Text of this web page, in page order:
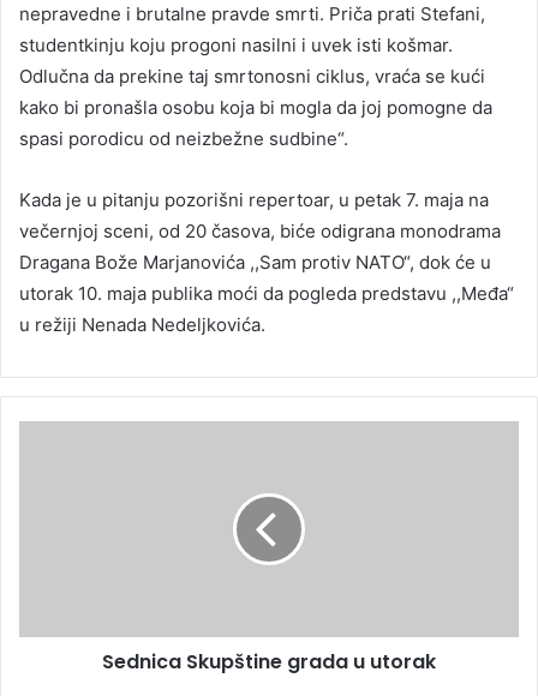
nepravedne i brutalne pravde smrti. Priča prati Stefani,
studentkinju koju progoni nasilni i uvek isti košmar.
Odlučna da prekine taj smrtonosni ciklus, vraća se kući
kako bi pronašla osobu koja bi mogla da joj pomogne da
spasi porodicu od neizbežne sudbine“.
Kada je u pitanju pozorišni repertoar, u petak 7. maja na
večernjoj sceni, od 20 časova, biće odigrana monodrama
Dragana Bože Marjanovića ,,Sam protiv NATO“, dok će u
utorak 10. maja publika moći da pogleda predstavu ,,Međa“
u režiji Nenada Nedeljkovića.
Sednica Skupštine grada u utorak